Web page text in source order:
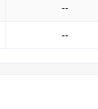
--
--